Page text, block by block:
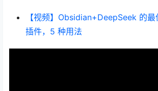
【视频】Obsidian+DeepSeek 的
插件，5 种用法